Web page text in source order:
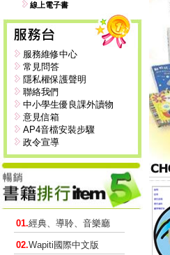
線上電子書
服務維修中心
常見問答
隱私權保護聲明
聯絡我們
中小學生優良課外讀物
意見信箱
AP4音檔安裝步驟
政令宣導
01.經典、導聆、音樂廳
02.Wapiti國際中文版